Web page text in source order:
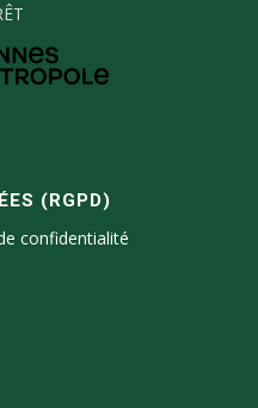
(RGPD)
confidentialité